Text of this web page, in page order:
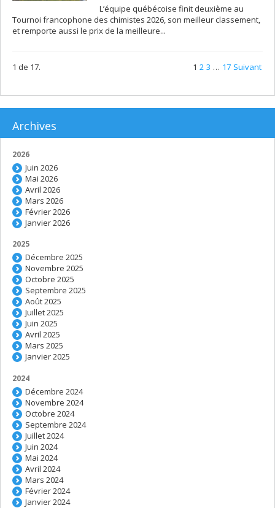
L’équipe québécoise finit deuxième au
Tournoi francophone des chimistes 2026, son meilleur classement,
et remporte aussi le prix de la meilleure...
1 de 17. 1 2 3 … 17 Suivant
Archives
2026
Juin 2026
Mai 2026
Avril 2026
Mars 2026
Février 2026
Janvier 2026
2025
Décembre 2025
Novembre 2025
Octobre 2025
Septembre 2025
Août 2025
Juillet 2025
Juin 2025
Avril 2025
Mars 2025
Janvier 2025
2024
Décembre 2024
Novembre 2024
Octobre 2024
Septembre 2024
Juillet 2024
Juin 2024
Mai 2024
Avril 2024
Mars 2024
Février 2024
Janvier 2024